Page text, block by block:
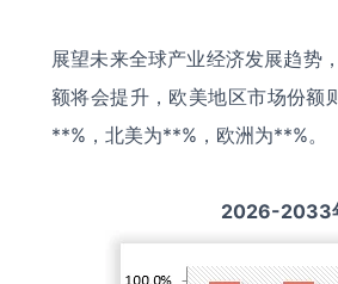
展望未来全球产业经济发展趋势
额将会提升，欧美地区市场份额
**%，北美为**%，欧洲为**%。
2026-2033